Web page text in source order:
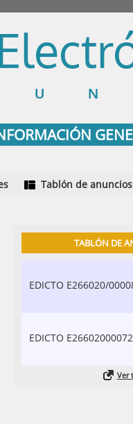
Tablón de anuncios
TABLÓN DE
EDICTO E266020/
EDICTO
Ver